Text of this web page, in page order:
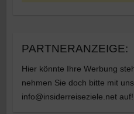
PARTNERANZEIGE:
Hier könnte Ihre Werbung
nehmen Sie doch bitte mit
info@insiderreiseziele.net auf!